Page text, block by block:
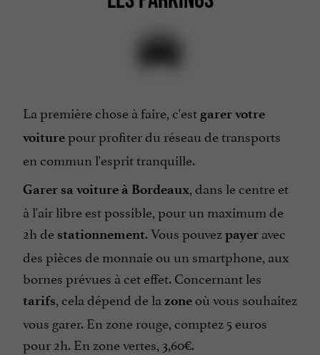
La première chose à faire, c'est garer votre
voiturepour profiter du réseau de transports
en commun l'esprit tranquille.
Garer sa voiture à Bordeaux, dans le centre et
à l'air libre est possible, pour un maximum de
2h de stationnement. Vous pouvezpayer avec
des pièces de monnaie ou un smartphone, aux
bornes prévues à cet effet. Concernant les
tarifs, cela dépend de la zone où vous souhaitez
vous garer. En zone rouge, comptez 5 euros
pour 2h. En zone vertes, 3,60€.